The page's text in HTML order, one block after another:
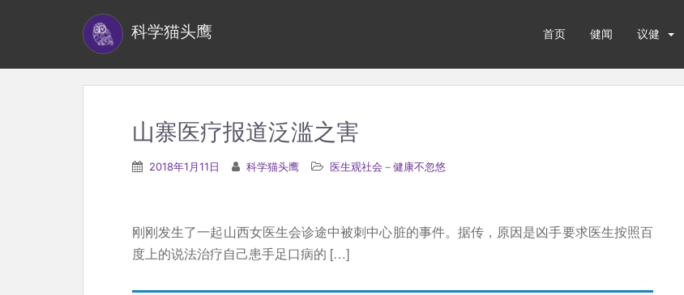
科学猫头鹰 首页 健闻 议健
山寨医疗报道泛滥之害
2018年1月11日 科学猫头鹰 医生观社会－健康不忽悠
刚刚发生了一起山西女医生会诊途中被刺中心脏的事件。据传，原因是凶手要求医生按照百
度上的说法治疗自己患手足口病的 […]